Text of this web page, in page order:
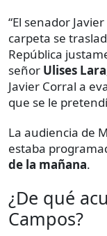
“El senador
carpeta se
República
señor Ulises Lara
Javier Corral a
que se le
La audiencia de
estaba
de la mañana.
¿De qué
Campos?